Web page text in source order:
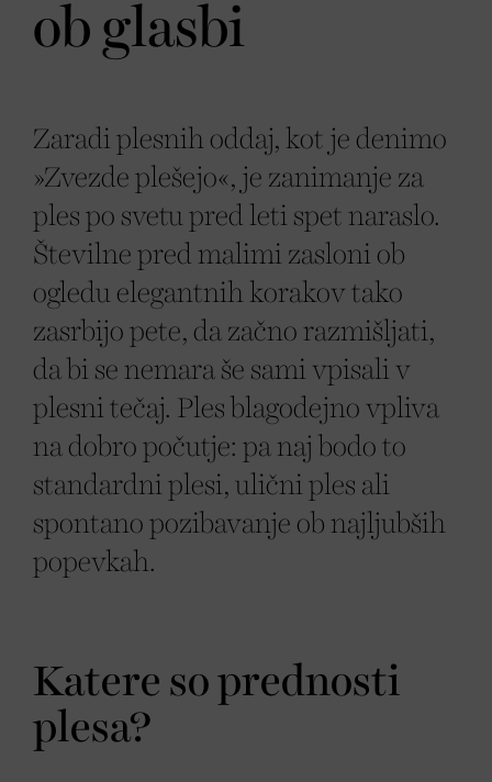
ob glasbi
Zaradi plesnih oddaj, kot je denimo
»Zvezde plešejo«, je zanimanje za
ples po svetu pred leti spet naraslo.
Številne pred malimi zasloni ob
ogledu elegantnih korakov tako
zasrbijo pete, da začno razmišljati,
da bi se nemara še sami vpisali v
plesni tečaj. Ples blagodejno vpliva
na dobro počutje: pa naj bodo to
standardni plesi, ulični ples ali
spontano pozibavanje ob najljubših
popevkah.
Katere so prednosti
plesa?